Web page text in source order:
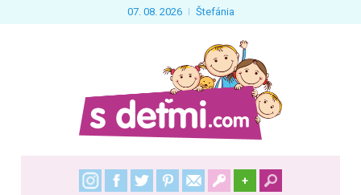
07. 08. 2026 Štefánia
+